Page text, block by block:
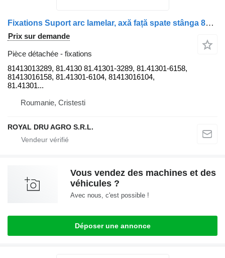
Fixations Suport arc lamelar, axă față spate stânga 81413013289 pour camion MAN TGS 26.360
Prix sur demande
Pièce détachée - fixations
81413013289, 81.4130 81.41301-3289, 81.41301-6158,
81413016158, 81.41301-6104, 81413016104,
81.41301...
Roumanie, Cristesti
ROYAL DRU AGRO S.R.L.
Vous vendez des machines et des
véhicules ?
Avec nous, c'est possible !
Déposer une annonce